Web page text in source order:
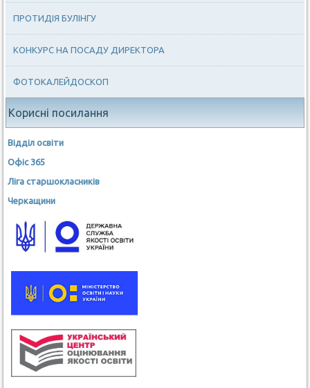
ПРОТИДІЯ БУЛІНГУ
КОНКУРС НА ПОСАДУ ДИРЕКТОРА
ФОТОКАЛЕЙДОСКОП
Корисні посилання
Відділ освіти
Офіс 365
Ліга старшокласників
Черкащини